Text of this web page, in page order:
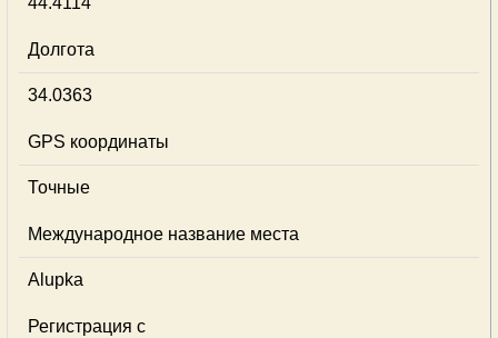
Долгота
34.0363
GPS координаты
Точные
Международное название места
Alupka
Регистрация с